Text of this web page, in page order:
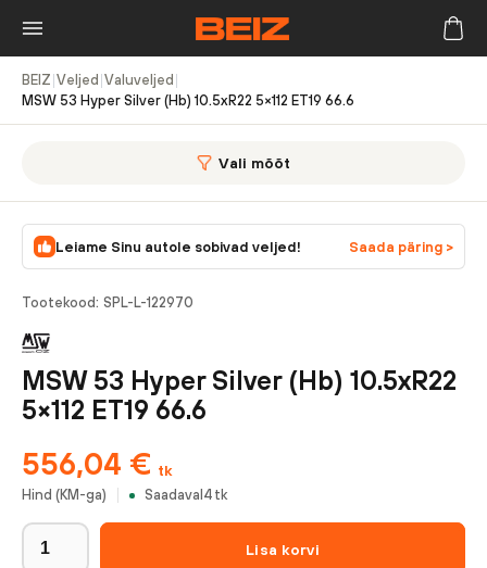
BEIZ Veljed Valuveljed
MSW 53 Hyper Silver (Hb) 10.5xR22 5×112 ET19 66.6
Vali mõõt
Tootekood: SPL-L-122970
MSW 53 Hyper Silver (Hb) 10.5xR22
5×112 ET19 66.6
556,04 € tk
Hind (KM-ga) Saadaval 4 tk
Lisa korvi
Leiame Sinu autole sobivad veljed! Saada päring >